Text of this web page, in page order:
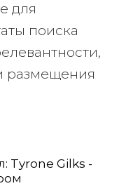
для
поиска
размещения
Tyrone Gilks -